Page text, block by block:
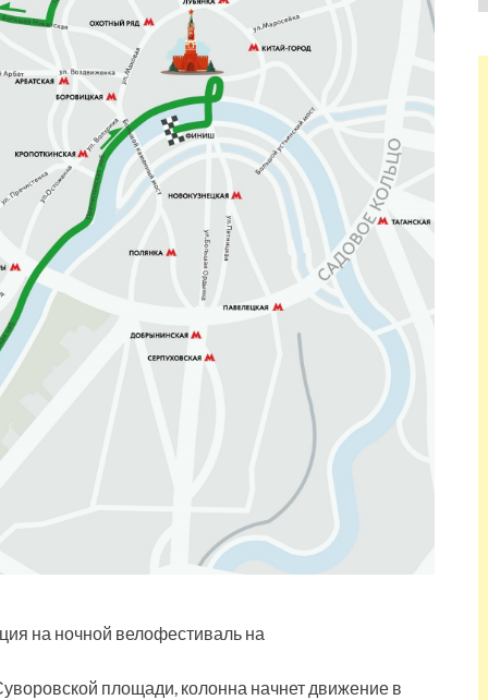
на ночной велофестиваль на
площади, колонна начнет движение в